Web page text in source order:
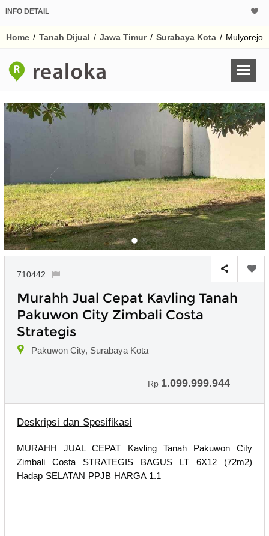
INFO DETAIL
Home / Tanah Dijual / Jawa Timur / Surabaya Kota / Mulyorejo
710442
Murahh Jual Cepat Kavling Tanah
Pakuwon City Zimbali Costa
Strategis
Pakuwon City, Surabaya Kota
Rp 1.099.999.944
Deskripsi dan Spesifikasi
MURAHH JUAL CEPAT Kavling Tanah Pakuwon City
Zimbali Costa STRATEGIS BAGUS LT 6X12 (72m2)
Hadap SELATAN PPJB HARGA 1.1
Untuk hasil simulasi
pada kotak-
Simpan